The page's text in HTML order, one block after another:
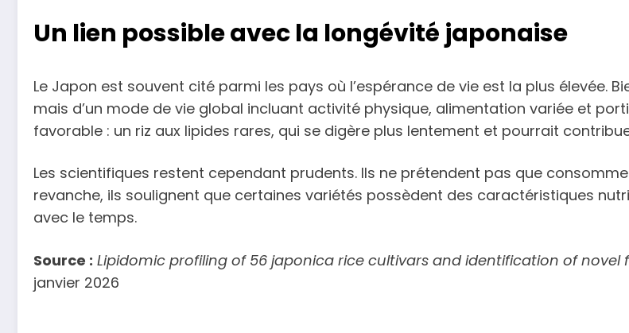
Un lien possible avec la longévité japonaise
Le Japon est souvent cité parmi les pays où l’espérance de vie est la plus élevée.
mais d’un mode de vie global incluant activité physique, alimentation variée et
favorable : un riz aux lipides rares, qui se digère plus lentement et pourrait
Les scientifiques restent cependant prudents. Ils ne prétendent pas que
revanche, ils soulignent que certaines variétés possèdent des caractéristiques
avec le temps.
Source : Lipidomic profiling of 56 japonica rice cultivars and identification of
janvier 2026